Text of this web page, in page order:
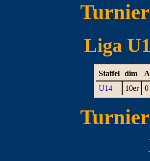
Liga
Staffel dim
U14
10er 0